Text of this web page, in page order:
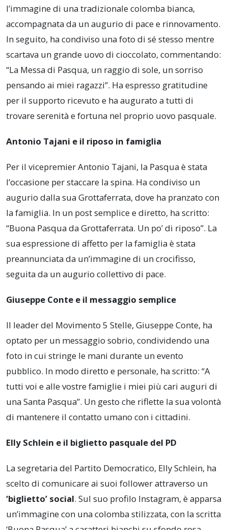
l’immagine di una tradizionale colomba bianca,
accompagnata da un augurio di pace e rinnovamento.
In seguito, ha condiviso una foto di sé stesso mentre
scartava un grande uovo di cioccolato, commentando:
“La Messa di Pasqua, un raggio di sole, un sorriso
pensando ai miei ragazzi”. Ha espresso gratitudine
per il supporto ricevuto e ha augurato a tutti di
trovare serenità e fortuna nel proprio uovo pasquale.
Antonio Tajani e il riposo in famiglia
Per il vicepremier Antonio Tajani, la Pasqua è stata
l’occasione per staccare la spina. Ha condiviso un
augurio dalla sua Grottaferrata, dove ha pranzato con
la famiglia. In un post semplice e diretto, ha scritto:
“Buona Pasqua da Grottaferrata. Un po’ di riposo”. La
sua espressione di affetto per la famiglia è stata
preannunciata da un’immagine di un crocifisso,
seguita da un augurio collettivo di pace.
Giuseppe Conte e il messaggio semplice
Il leader del Movimento 5 Stelle, Giuseppe Conte, ha
optato per un messaggio sobrio, condividendo una
foto in cui stringe le mani durante un evento
pubblico. In modo diretto e personale, ha scritto: “A
tutti voi e alle vostre famiglie i miei più cari auguri di
una Santa Pasqua”. Un gesto che riflette la sua volontà
di mantenere il contatto umano con i cittadini.
Elly Schlein e il biglietto pasquale del PD
La segretaria del Partito Democratico, Elly Schlein, ha
scelto di comunicare ai suoi follower attraverso un
‘biglietto’ social. Sul suo profilo Instagram, è apparsa
un’immagine con una colomba stilizzata, con la scritta